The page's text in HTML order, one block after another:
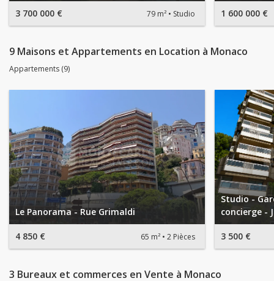
3 700 000 € 79 m² Studio 1 600 000 €
9 Maisons et Appartements en Location à Monaco
Appartements (9)
Le Panorama - Rue Grimaldi
4 850 € 65 m² 2 Pièces
Studio -
concierge -
3 500 €
3 Bureaux et commerces en Vente à Monaco